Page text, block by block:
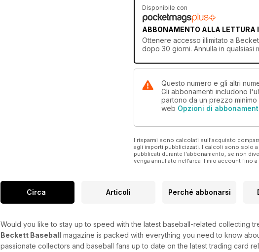
Disponibile con
ABBONAMENTO ALLA LETTURA
Ottenere accesso illimitato a
dopo 30 giorni. Annulla in qualsiasi
Questo numero e gli altri
Gli abbonamenti includono
partono da un prezzo minimo
web Opzioni di
I risparmi sono calcolati sull'acquisto
agli importi pubblicizzati. I calcoli sono solo
pubblicati durante l'abbonamento, se non
venga annullato nell'area Il mio account fino
Circa Articoli Perché abbonarsi
Would you like to stay up to speed with the latest baseball-related collecting
Beckett Baseball magazine is packed with everything you need to know
passionate collectors and baseball fans up to date on the latest trading card